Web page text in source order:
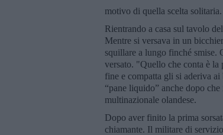
motivo di quella scelta solitaria.
Rientrando a casa sul tavolo
Mentre si versava in un
squillare a lungo finché smise.
versato. "Quello che conta è la
fine e compatta gli si aderiva
“pane liquido” anche dopo
multinazionale olandese.
Dopo aver finito la prima
chiamante. Il militare di